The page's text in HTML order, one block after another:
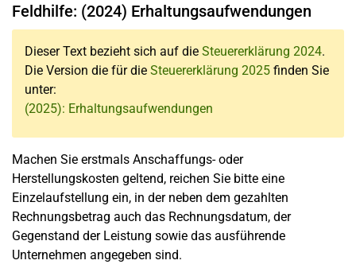
Feldhilfe: (2024) Erhaltungsaufwendungen
Dieser Text bezieht sich auf die Steuererklärung 2024.
Die Version die für die Steuererklärung 2025 finden Sie
unter:
(2025): Erhaltungsaufwendungen
Machen Sie erstmals Anschaffungs- oder
Herstellungskosten geltend, reichen Sie bitte eine
Einzelaufstellung ein, in der neben dem gezahlten
Rechnungsbetrag auch das Rechnungsdatum, der
Gegenstand der Leistung sowie das ausführende
Unternehmen angegeben sind.